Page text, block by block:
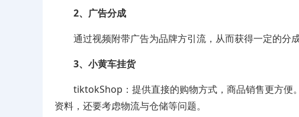
2、广告分成
通过视频附带广告为品牌方引流，从而获得一定的分成
3、小黄车挂货
tiktokShop：提供直接的购物方式，商品销售更方便
资料，还要考虑物流与仓储等问题。